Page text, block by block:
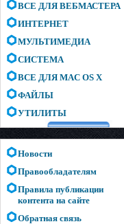
ВСЕ ДЛЯ ВЕБМАСТЕРА
ИНТЕРНЕТ
МУЛЬТИМЕДИА
СИСТЕМА
ВСЕ ДЛЯ MAC OS X
ФАЙЛЫ
УТИЛИТЫ
Новости
Правообладателям
Правила публикации
контента на сайте
Обратная связь